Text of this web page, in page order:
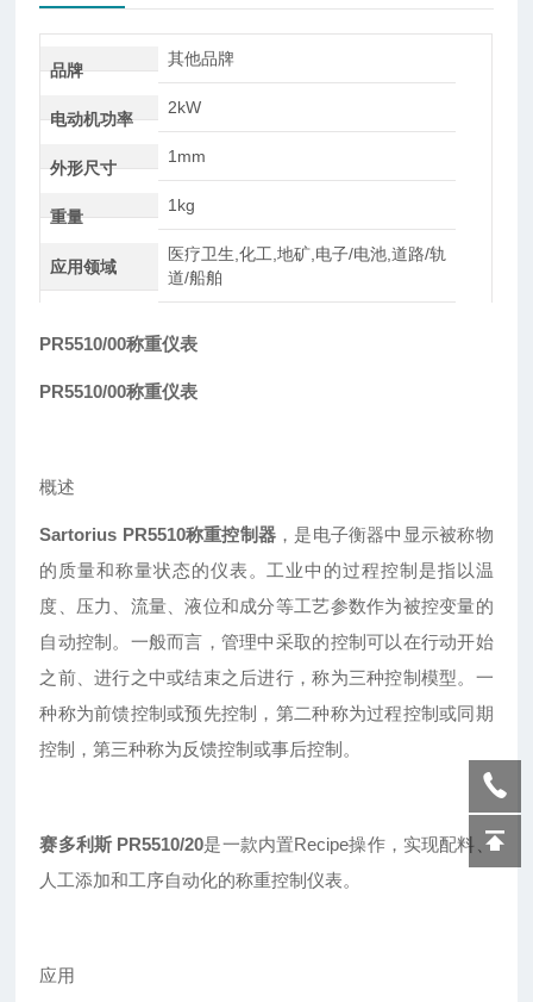
品牌
其他品牌
电动机功率
2kW
外形尺寸
1mm
重量
1kg
应用领域
医疗卫生,化工,地矿,电子/电池,道路/轨
道/船舶
PR5510/00称重仪表
PR5510/00称重仪表
概述
Sartorius PR5510称重控制器 ，是电子衡器中显示被称物
的质量和称量状态的仪表。工业中的过程控制是指以温
度、压力、流量、液位和成分等工艺参数作为被控变量的
自动控制。一般而言，管理中采取的控制可以在行动开始
之前、进行之中或结束之后进行，称为三种控制模型。一
种称为前馈控制或预先控制，第二种称为过程控制或同期
控制，第三种称为反馈控制或事后控制。
赛多利斯 PR5510/20是一款内置Recipe操作，实现配料、
人工添加和工序自动化的称重控制仪表。
应用